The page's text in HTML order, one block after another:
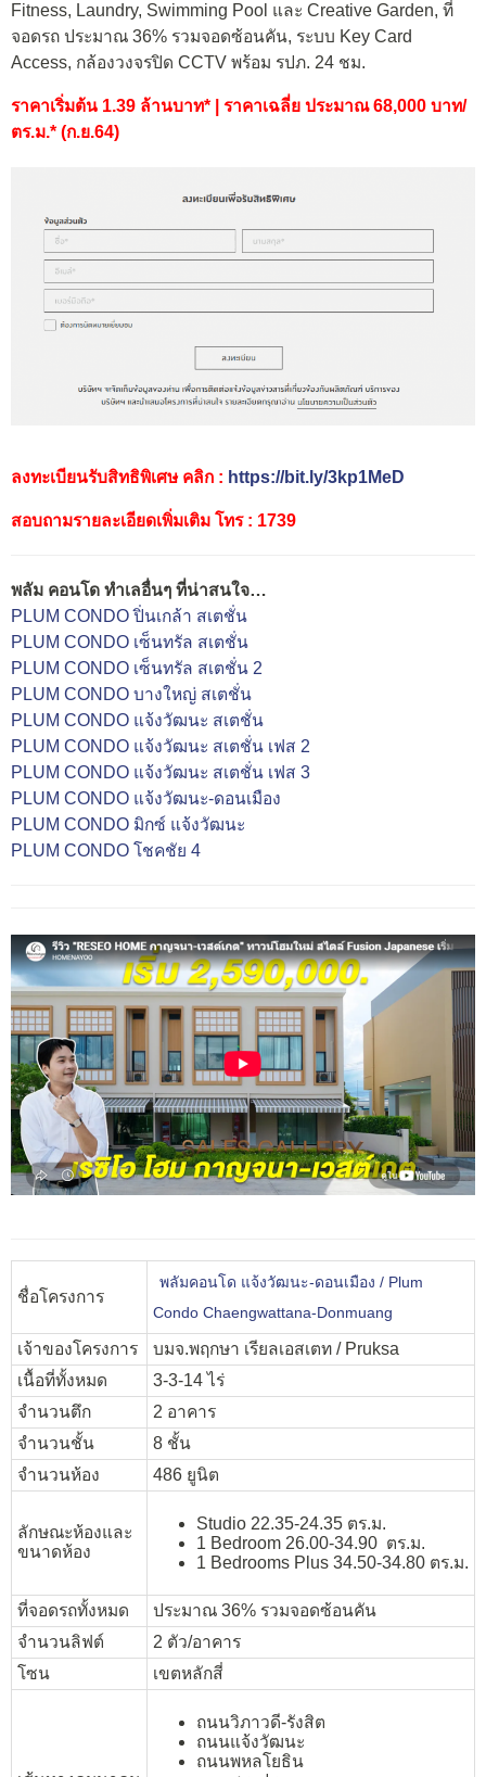
Fitness, Laundry, Swimming Pool และ Creative Garden, ที่
จอดรถ ประมาณ 36% รวมจอดซ้อนคัน, ระบบ Key Card
Access, กล้องวงจรปิด CCTV พร้อม รปภ. 24 ชม.
ราคาเริ่มต้น 1.39 ล้านบาท* | ราคาเฉลี่ย ประมาณ 68,000 บาท/
ตร.ม.* (ก.ย.64)
ลงทะเบียนรับสิทธิพิเศษ คลิก : https://bit.ly/3kp1MeD
สอบถามรายละเอียดเพิ่มเติม โทร : 1739
พลัม คอนโด ทำเลอื่นๆ ที่น่าสนใจ…
PLUM CONDO ปิ่นเกล้า สเตชั่น
PLUM CONDO เซ็นทรัล สเตชั่น
PLUM CONDO เซ็นทรัล สเตชั่น 2
PLUM CONDO บางใหญ่ สเตชั่น
PLUM CONDO แจ้งวัฒนะ สเตชั่น
PLUM CONDO แจ้งวัฒนะ สเตชั่น เฟส 2
PLUM CONDO แจ้งวัฒนะ สเตชั่น เฟส 3
PLUM CONDO แจ้งวัฒนะ-ดอนเมือง
PLUM CONDO มิกซ์ แจ้งวัฒนะ
PLUM CONDO โชคชัย 4
ชื่อโครงการ
พลัมคอนโด แจ้งวัฒนะ-ดอนเมือง / Plum
Condo Chaengwattana-Donmuang
เจ้าของโครงการ
บมจ.พฤกษา เรียลเอสเตท / Pruksa
เนื้อที่ทั้งหมด
3-3-14 ไร่
จำนวนตึก
2 อาคาร
จำนวนชั้น
8 ชั้น
จำนวนห้อง
486 ยูนิต
ลักษณะห้องและ
ขนาดห้อง
Studio 22.35-24.35 ตร.ม.
1 Bedroom 26.00-34.90 ตร.ม.
1 Bedrooms Plus 34.50-34.80 ตร.ม.
ที่จอดรถทั้งหมด
ประมาณ 36% รวมจอดซ้อนคัน
จำนวนลิฟต์
2 ตัว/อาคาร
โซน
เขตหลักสี่
ถนนวิภาวดี-รังสิต
ถนนแจ้งวัฒนะ
ถนนพหลโยธิน